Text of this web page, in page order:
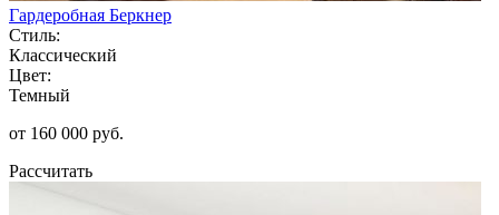
Гардеробная Беркнер
Стиль:
Классический
Цвет:
Темный
от 160 000 руб.
Рассчитать